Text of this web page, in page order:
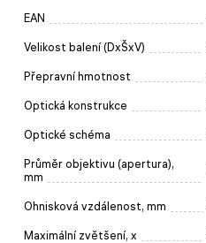
EAN
Velikost balení (DxŠxV)
Přepravní hmotnost
Optická konstrukce
Optické schéma
Průměr objektivu (apertura),
mm
Ohnisková vzdálenost, mm
Maximální zvětšení, x